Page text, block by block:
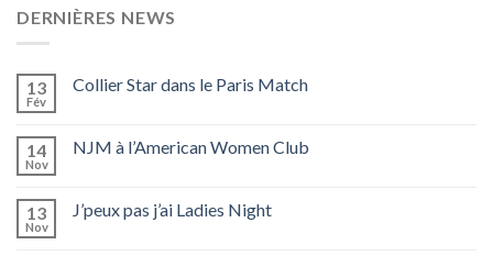
DERNIÈRES NEWS
13
Fév
Collier Star dans le Paris Match
14
Nov
NJM à l’American Women Club
13
Nov
J’peux pas j’ai Ladies Night